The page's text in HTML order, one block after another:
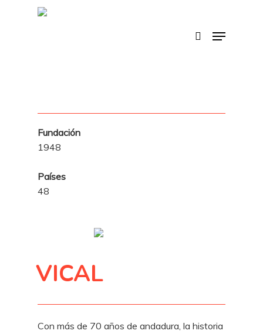
Menu
Fundación
1948
Países
48
VICAL
Con más de 70 años de andadura, la historia